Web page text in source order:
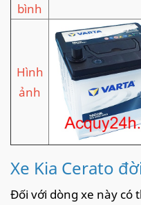
bình
Hình
ảnh
Xe Kia Cerato
Đối với dòng xe này có